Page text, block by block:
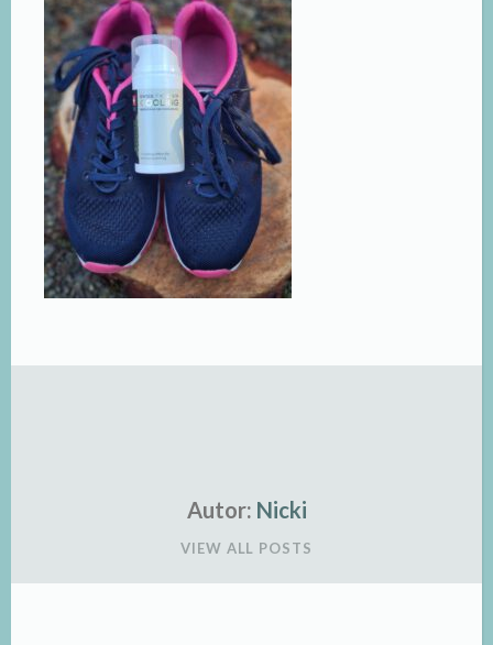
Autor: Nicki
VIEW ALL POSTS